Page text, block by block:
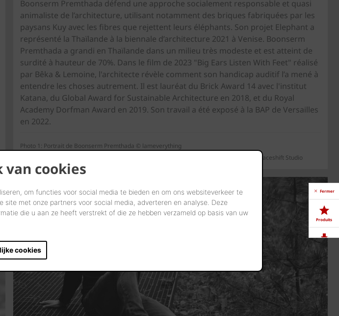
cookies
om functies voor social media te bieden en om ons websiteverkeer te
met onze partners voor social media, adverteren en analyse. Deze
die u aan ze heeft verstrekt of die ze hebben verzameld op basis van uw
cookies
Boonserm Premthada défend une approche socialement responsable et quasi
animaliste de l’architecture, utilisant notamment des briques fabriquées par les
paysans Kuy avec les fibres que rejettent leurs éléphants. Son projet Elephant a
représenté la Thaïlande à la biennale d’architecture 2021 à Venise. Boonserm
Premthada a grandi en Thaïlande dans un milieu très modeste et est atteint de
surdité à hauteur de 70%. Dans le film de 2023 "Big Ears Listen With Feet" réalisé
par Bêka & Lemoine, l'architecte révèle comment son handicap auditif l’a mené à
entendre les choses autrement. Il est lauréat du Brick Award 14 avec l'institut
Katana, du Global Award for Sustainable Architecture en 2018, et du Royal
Academy Dorfman Award en 2019. Son travail a été exposé à la BAP de Versailles
en 2022.
Photo 1: Portrait de Boonserm Premthada © lameverything
Photo 2: Elephant World Non Human Centered Architecture, Bangkok Project Studio © Spaceshift Studio
Fermer
Produits
Télé-
chargements
Showrooms